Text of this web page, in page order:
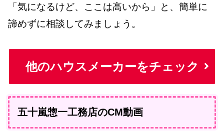
「気になるけど、ここは高いから」と、簡単に
諦めずに相談してみましょう。
他のハウスメーカーをチェック
五十嵐惣一工務店のCM動画